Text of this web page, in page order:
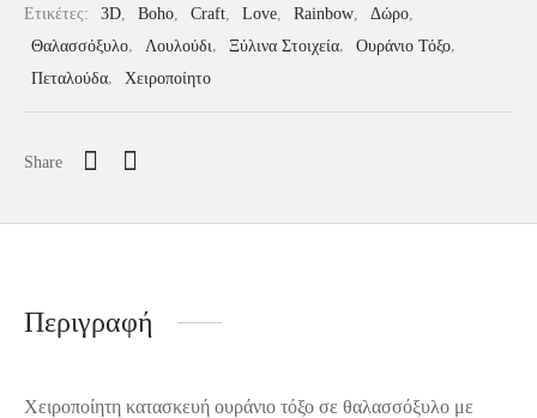
Ετικέτες:
3D Boho Craft Love Rainbow Δώρο
Θαλασσόξυλο, Λουλούδι, Ξύλινα Στοιχεία, Ουράνιο Τόξο,
Πεταλούδα, Χειροποίητο
Share
Περιγραφή
Χειροποίητη κατασκευή ουράνιο τόξο σε θαλασσόξυλο με